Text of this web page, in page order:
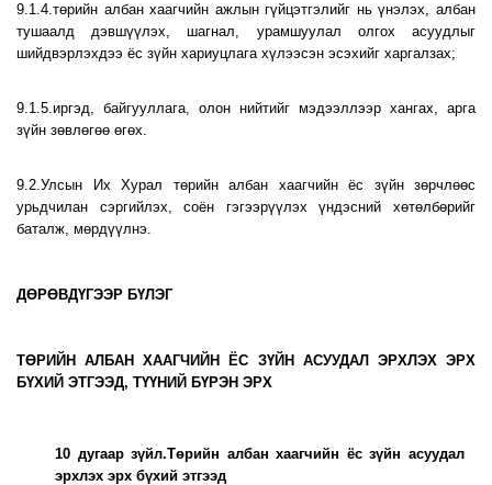
9.1.4.төрийн албан хаагчийн ажлын гүйцэтгэлийг нь үнэлэх, албан
тушаалд дэвшүүлэх, шагнал, урамшуулал олгох асуудлыг
шийдвэрлэхдээ ёс зүйн хариуцлага хүлээсэн эсэхийг харгалзах;
9.1.5.иргэд, байгууллага, олон нийтийг мэдээллээр хангах, арга
зүйн зөвлөгөө өгөх.
9.2.Улсын Их Хурал төрийн албан хаагчийн ёс зүйн зөрчлөөс
урьдчилан сэргийлэх, соён гэгээрүүлэх үндэсний хөтөлбөрийг
баталж, мөрдүүлнэ.
ДӨРӨВДҮГЭЭР БҮЛЭГ
ТӨРИЙН АЛБАН ХААГЧИЙН ЁС ЗҮЙН АСУУДАЛ ЭРХЛЭХ ЭРХ
БҮХИЙ ЭТГЭЭД, ТҮҮНИЙ БҮРЭН ЭРХ
10 дугаар зүйл.Төрийн албан хаагчийн ёс зүйн асуудал
эрхлэх эрх бүхий этгээд